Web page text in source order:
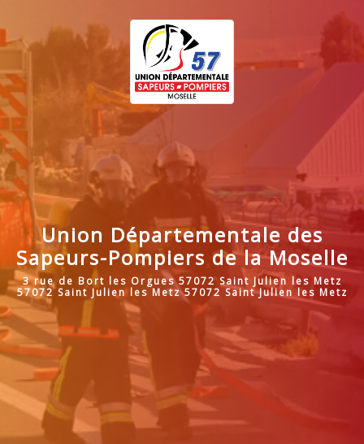
Union Départementale des
Sapeurs-Pompiers de la Moselle
3 rue de Bort les Orgues 57072 Saint Julien les Metz
57072 Saint Julien les Metz 57072 Saint Julien les Metz